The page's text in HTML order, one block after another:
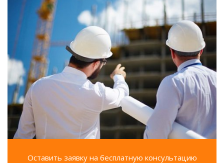
Оставить заявку на бесплатную консультацию